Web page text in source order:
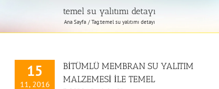
temel su yalıtımı detayı
Ana Sayfa Tag:temel su yalıtımı detayı
15
11, 2016
BİTÜMLÜ MEMBRAN SU YALITIM
MALZEMESİ İLE TEMEL